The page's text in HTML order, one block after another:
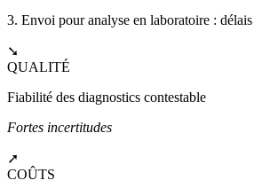
3. Envoi pour analyse en laboratoire :
➘
QUALITÉ
Fiabilité des diagnostics contestable
Fortes incertitudes
➚
COÛTS